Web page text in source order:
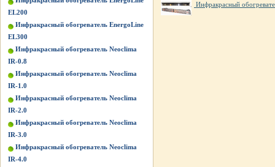
EL200
Инфракрасный обогреватель EnergoLine
EL300
Инфракрасный обогреватель Neoclima
IR-0.8
Инфракрасный обогреватель Neoclima
IR-1.0
Инфракрасный обогреватель Neoclima
IR-2.0
Инфракрасный обогреватель Neoclima
IR-3.0
Инфракрасный обогреватель Neoclima
IR-4.0
Инфракрасный